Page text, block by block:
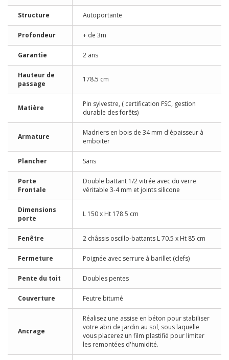
Structure Autoportante
Profondeur + de 3m
Garantie 2 ans
Hauteur de
passage
178.5 cm
Matière
Pin sylvestre, ( certification FSC, gestion
durable des forêts)
Armature
Madriers en bois de 34 mm d'épaisseur à
emboiter
Plancher Sans
Porte
Frontale
Double battant 1/2 vitrée avec du verre
véritable 3-4 mm et joints silicone
Dimensions
porte
L 150 x Ht 178.5 cm
Fenêtre 2 châssis oscillo-battants L 70.5 x Ht 85 cm
Fermeture Poignée avec serrure à barillet (clefs)
Pente du toit Doubles pentes
Couverture Feutre bitumé
Ancrage
Réalisez une assise en béton pour stabiliser
votre abri de jardin au sol, sous laquelle
vous placerez un film plastifié pour limiter
les remontées d'humidité.